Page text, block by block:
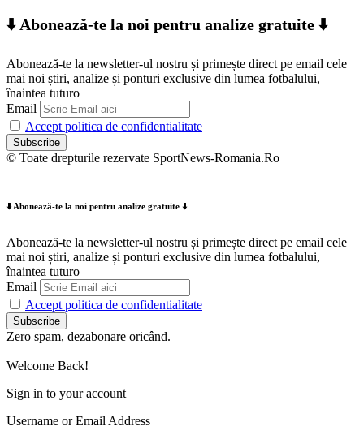
⬇️ Abonează-te la noi pentru analize gratuite ⬇️
Abonează-te la newsletter-ul nostru și primește direct pe email cele
mai noi știri, analize și ponturi exclusive din lumea fotbalului,
înaintea tuturo
Email
Accept politica de confidentialitate
© Toate drepturile rezervate SportNews-Romania.Ro
⬇️ Abonează-te la noi pentru analize gratuite ⬇️
Abonează-te la newsletter-ul nostru și primește direct pe email cele
mai noi știri, analize și ponturi exclusive din lumea fotbalului,
înaintea tuturo
Email
Accept politica de confidentialitate
Zero spam, dezabonare oricând.
Welcome Back!
Sign in to your account
Username or Email Address